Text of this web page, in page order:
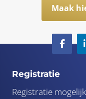
Maak
Registratie
Registratie